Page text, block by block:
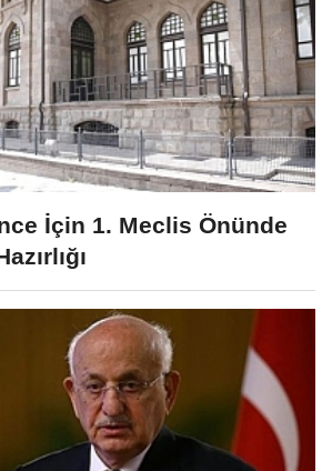
İçin 1. Meclis Önünde